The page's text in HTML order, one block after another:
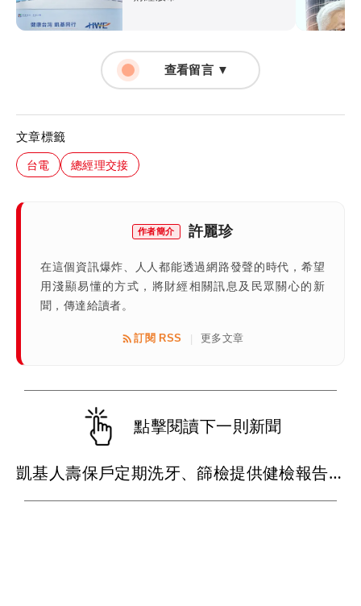
查看留言 ▼
文章標籤
台電 總經理交接
作者簡介 許麗珍
在這個資訊爆炸、人人都能透過網路發聲的時代，希望
用淺顯易懂的方式，將財經相關訊息及民眾關心的新
聞，傳達給讀者。
訂閱 RSS 更多文章
點擊閱讀下一則新聞
凱基人壽保戶定期洗牙、篩檢提供健檢報告 續年度保費最高折減11%